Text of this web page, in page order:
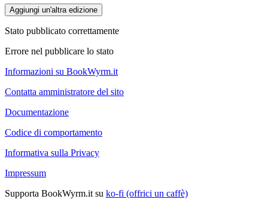
Aggiungi un'altra edizione
Stato pubblicato correttamente
Errore nel pubblicare lo stato
Informazioni su BookWyrm.it
Contatta amministratore del sito
Documentazione
Codice di comportamento
Informativa sulla Privacy
Impressum
Supporta BookWyrm.it su ko-fi (offrici un caffè)